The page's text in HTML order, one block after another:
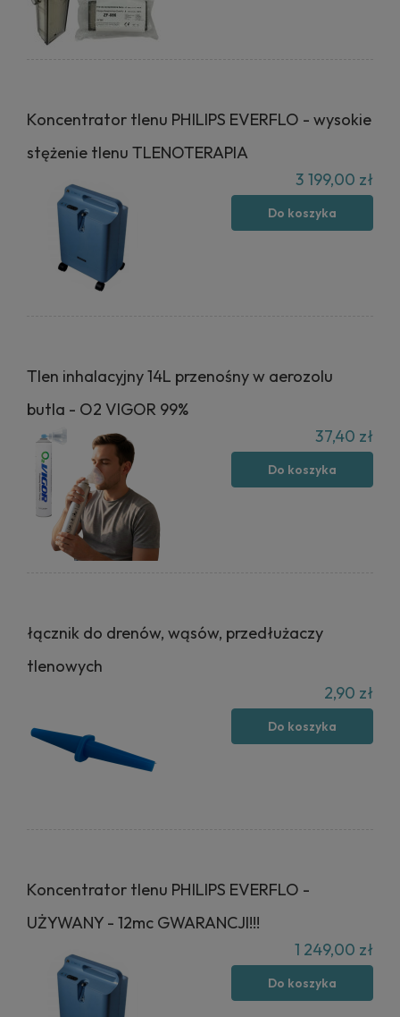
Koncentrator tlenu PHILIPS EVERFLO - wysokie
stężenie tlenu TLENOTERAPIA
3 199,00 zł
Do koszyka
Tlen inhalacyjny 14L przenośny w aerozolu
butla - O2 VIGOR 99%
37,40 zł
Do koszyka
łącznik do drenów, wąsów, przedłużaczy
tlenowych
2,90 zł
Do koszyka
Koncentrator tlenu PHILIPS EVERFLO -
UŻYWANY - 12mc GWARANCJI!!!
1 249,00 zł
Do koszyka